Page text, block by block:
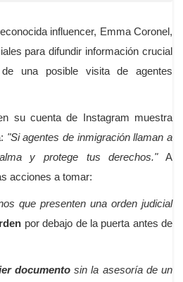
influencer, Emma Coronel,
para difundir información crucial
una posible visita de agentes
su cuenta de Instagram muestra
"Si agentes de inmigración llaman a
y protege tus derechos."A
acciones a tomar:
que presenten una orden judicial
por debajo de la puerta antes de
documentosin la asesoría de un